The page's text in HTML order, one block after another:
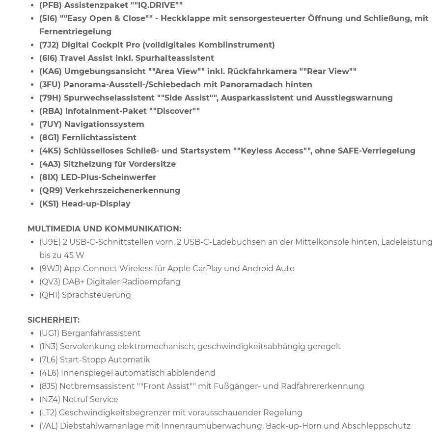
(PFB) Assistenzpaket ""IQ.DRIVE""
(5I6) ""Easy Open & Close"" - Heckklappe mit sensorgesteuerter Öffnung und Schließung, mit
Fernentriegelung
(7J2) Digital Cockpit Pro (volldigitales Kombiinstrument)
(6I6) Travel Assist inkl. Spurhalteassistent
(KA6) Umgebungsansicht ""Area View"" inkl. Rückfahrkamera ""Rear View""
(3FU) Panorama-Ausstell-/Schiebedach mit Panoramadach hinten
(79H) Spurwechselassistent ""Side Assist"", Ausparkassistent und Ausstiegswarnung
(RBA) Infotainment-Paket ""Discover""
(7UY) Navigationssystem
(8G1) Fernlichtassistent
(4K5) Schlüsselloses Schließ- und Startsystem ""Keyless Access"", ohne SAFE-Verriegelung
(4A3) Sitzheizung für Vordersitze
(8IX) LED-Plus-Scheinwerfer
(QR9) Verkehrszeichenerkennung
(KS1) Head-up-Display
MULTIMEDIA UND KOMMUNIKATION:
(U9E) 2 USB-C-Schnittstellen vorn, 2 USB-C-Ladebuchsen an der Mittelkonsole hinten, Ladeleistung
bis zu 45 W
(9WJ) App-Connect Wireless für Apple CarPlay und Android Auto
(QV3) DAB+ Digitaler Radioempfang
(QH1) Sprachsteuerung
SICHERHEIT:
(UG1) Berganfahrassistent
(1N3) Servolenkung elektromechanisch, geschwindigkeitsabhängig geregelt
(7L6) Start-Stopp Automatik
(4L6) Innenspiegel automatisch abblendend
(8J5) Notbremsassistent ""Front Assist"" mit Fußgänger- und Radfahrererkennung
(NZ4) Notruf Service
(LT2) Geschwindigkeitsbegrenzer mit vorausschauender Regelung
(7AL) Diebstahlwarnanlage mit Innenraumüberwachung, Back-up-Horn und Abschleppschutz